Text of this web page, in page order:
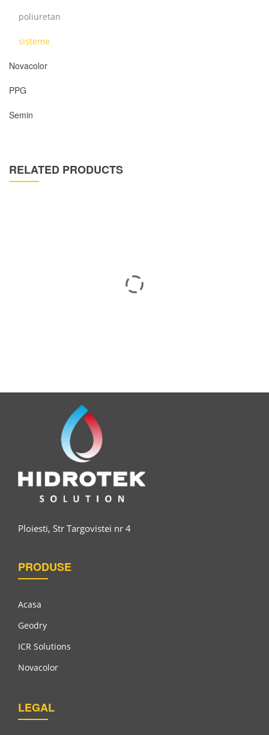
poliuretan
sisteme
Novacolor
PPG
Semin
RELATED PRODUCTS
Membrană Transparentă, Complet Alifatică, Din Poliuretan
Lichid, Pentru Un Sistem Complet FLAKES
Sistem De Acoperire Epoxidic Conductiv
Ploiesti, Str Targovistei nr 4
PRODUSE
Acasa
Geodry
ICR Solutions
Novacolor
LEGAL